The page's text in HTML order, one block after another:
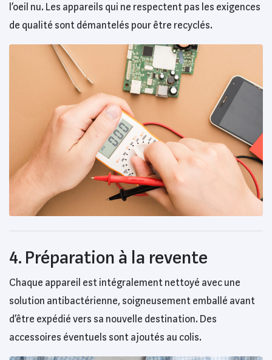
l’oeil nu. Les appareils qui ne respectent pas les exigences
de qualité sont démantelés pour être recyclés.
4. Préparation à la revente
Chaque appareil est intégralement nettoyé avec une
solution antibactérienne, soigneusement emballé avant
d’être expédié vers sa nouvelle destination. Des
accessoires éventuels sont ajoutés au colis.